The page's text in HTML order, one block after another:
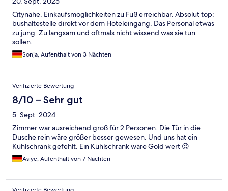
Citynähe. Einkaufsmöglichkeiten zu Fuß erreichbar. Absolut top:
bushaltestelle direkt vor dem Hoteleingang. Das Personal etwas
zu jung. Zu langsam und oftmals nicht wissend was sie tun
sollen.
Sonja, Aufenthalt von 3 Nächten
Verifizierte Bewertung
8/10 – Sehr gut
5. Sept. 2024
Zimmer war ausreichend groß für 2 Personen. Die Tür in die
Dusche rein wäre größer besser gewesen. Und uns hat ein
Kühlschrank gefehlt. Ein Kühlschrank wäre Gold wert 😉
Asiye, Aufenthalt von 7 Nächten